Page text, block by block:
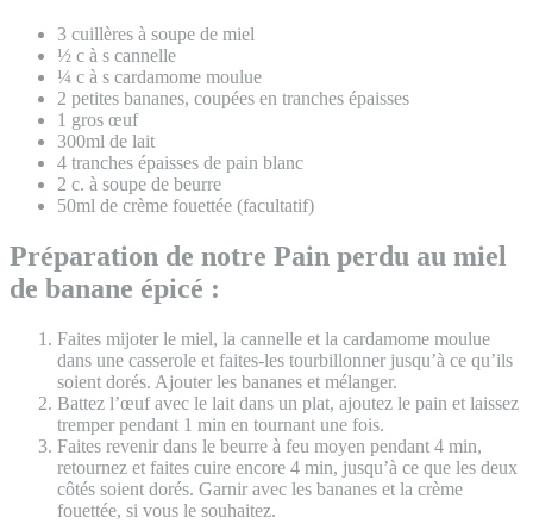
3 cuillères à soupe de miel
½ c à s cannelle
¼ c à s cardamome moulue
2 petites bananes, coupées en tranches épaisses
1 gros œuf
300ml de lait
4 tranches épaisses de pain blanc
2 c. à soupe de beurre
50ml de crème fouettée (facultatif)
Préparation de notre Pain perdu au miel
de banane épicé :
Faites mijoter le miel, la cannelle et la cardamome moulue
dans une casserole et faites-les tourbillonner jusqu’à ce qu’ils
soient dorés. Ajouter les bananes et mélanger.
Battez l’œuf avec le lait dans un plat, ajoutez le pain et laissez
tremper pendant 1 min en tournant une fois.
Faites revenir dans le beurre à feu moyen pendant 4 min,
retournez et faites cuire encore 4 min, jusqu’à ce que les deux
côtés soient dorés. Garnir avec les bananes et la crème
fouettée, si vous le souhaitez.